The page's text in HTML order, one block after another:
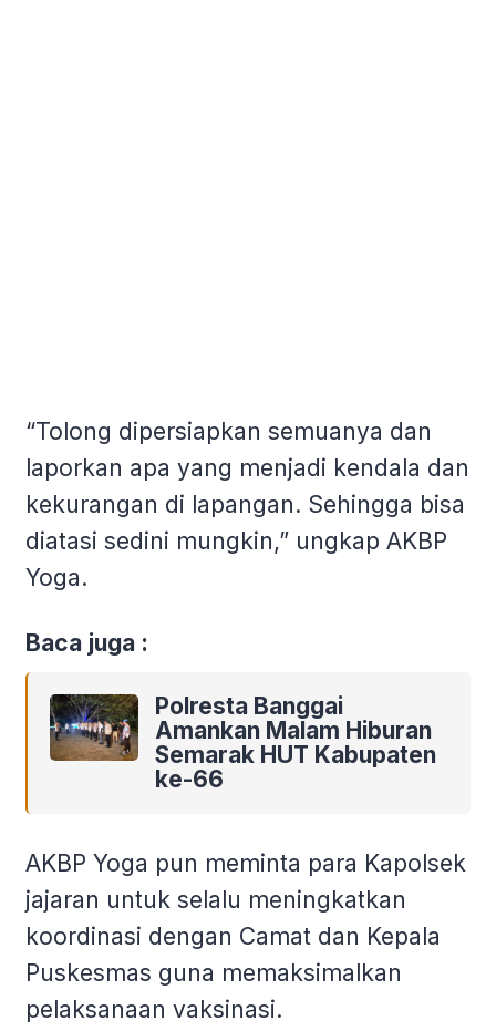
“Tolong dipersiapkan semuanya dan
laporkan apa yang menjadi kendala dan
kekurangan di lapangan. Sehingga bisa
diatasi sedini mungkin,” ungkap AKBP
Yoga.
Baca juga :
Polresta Banggai
Amankan Malam Hiburan
Semarak HUT Kabupaten
ke-66
AKBP Yoga pun meminta para Kapolsek
jajaran untuk selalu meningkatkan
koordinasi dengan Camat dan Kepala
Puskesmas guna memaksimalkan
pelaksanaan vaksinasi.